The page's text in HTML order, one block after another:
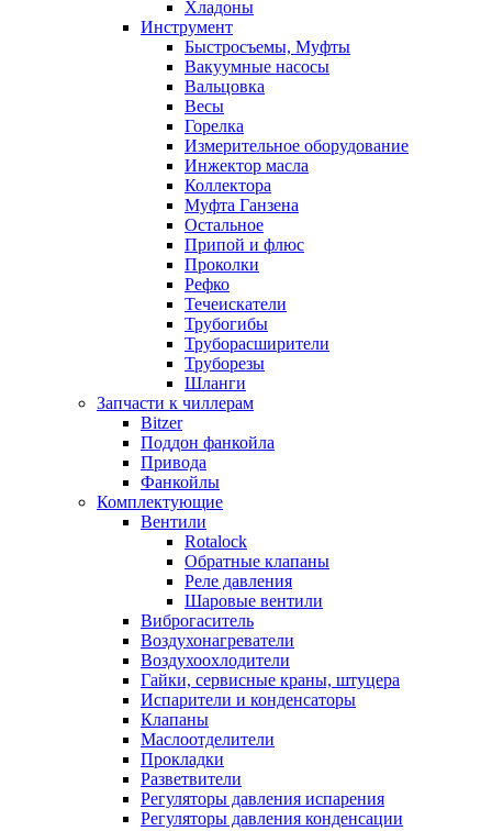
Хладоны
Инструмент
Быстросъемы, Муфты
Вакуумные насосы
Вальцовка
Весы
Горелка
Измерительное оборудование
Инжектор масла
Коллектора
Муфта Ганзена
Остальное
Припой и флюс
Проколки
Рефко
Течеискатели
Трубогибы
Труборасширители
Труборезы
Шланги
Запчасти к чиллерам
Bitzer
Поддон фанкойла
Привода
Фанкойлы
Комплектующие
Вентили
Rotalock
Обратные клапаны
Реле давления
Шаровые вентили
Виброгаситель
Воздухонагреватели
Воздухоохлодители
Гайки, сервисные краны, штуцера
Испарители и конденсаторы
Клапаны
Маслоотделители
Прокладки
Разветвители
Регуляторы давления испарения
Регуляторы давления конденсации